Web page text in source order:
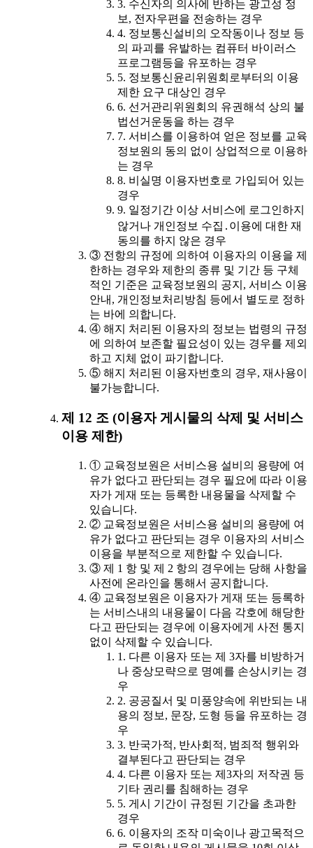
3. 수신자의 의사에 반하는 광고성 정
보, 전자우편을 전송하는 경우
4. 정보통신설비의 오작동이나 정보 등
의 파괴를 유발하는 컴퓨터 바이러스
프로그램등을 유포하는 경우
5. 정보통신윤리위원회로부터의 이용
제한 요구 대상인 경우
6. 선거관리위원회의 유권해석 상의 불
법선거운동을 하는 경우
7. 서비스를 이용하여 얻은 정보를 교육
정보원의 동의 없이 상업적으로 이용하
는 경우
8. 비실명 이용자번호로 가입되어 있는
경우
9. 일정기간 이상 서비스에 로그인하지
않거나 개인정보 수집․이용에 대한 재
동의를 하지 않은 경우
③ 전항의 규정에 의하여 이용자의 이용을 제
한하는 경우와 제한의 종류 및 기간 등 구체
적인 기준은 교육정보원의 공지, 서비스 이용
안내, 개인정보처리방침 등에서 별도로 정하
는 바에 의합니다.
④ 해지 처리된 이용자의 정보는 법령의 규정
에 의하여 보존할 필요성이 있는 경우를 제외
하고 지체 없이 파기합니다.
⑤ 해지 처리된 이용자번호의 경우, 재사용이
불가능합니다.
제 12 조 (이용자 게시물의 삭제 및 서비스
이용 제한)
① 교육정보원은 서비스용 설비의 용량에 여
유가 없다고 판단되는 경우 필요에 따라 이용
자가 게재 또는 등록한 내용물을 삭제할 수
있습니다.
② 교육정보원은 서비스용 설비의 용량에 여
유가 없다고 판단되는 경우 이용자의 서비스
이용을 부분적으로 제한할 수 있습니다.
③ 제 1 항 및 제 2 항의 경우에는 당해 사항을
사전에 온라인을 통해서 공지합니다.
④ 교육정보원은 이용자가 게재 또는 등록하
는 서비스내의 내용물이 다음 각호에 해당한
다고 판단되는 경우에 이용자에게 사전 통지
없이 삭제할 수 있습니다.
1. 다른 이용자 또는 제 3자를 비방하거
나 중상모략으로 명예를 손상시키는 경
우
2. 공공질서 및 미풍양속에 위반되는 내
용의 정보, 문장, 도형 등을 유포하는 경
우
3. 반국가적, 반사회적, 범죄적 행위와
결부된다고 판단되는 경우
4. 다른 이용자 또는 제3자의 저작권 등
기타 권리를 침해하는 경우
5. 게시 기간이 규정된 기간을 초과한
경우
6. 이용자의 조작 미숙이나 광고목적으